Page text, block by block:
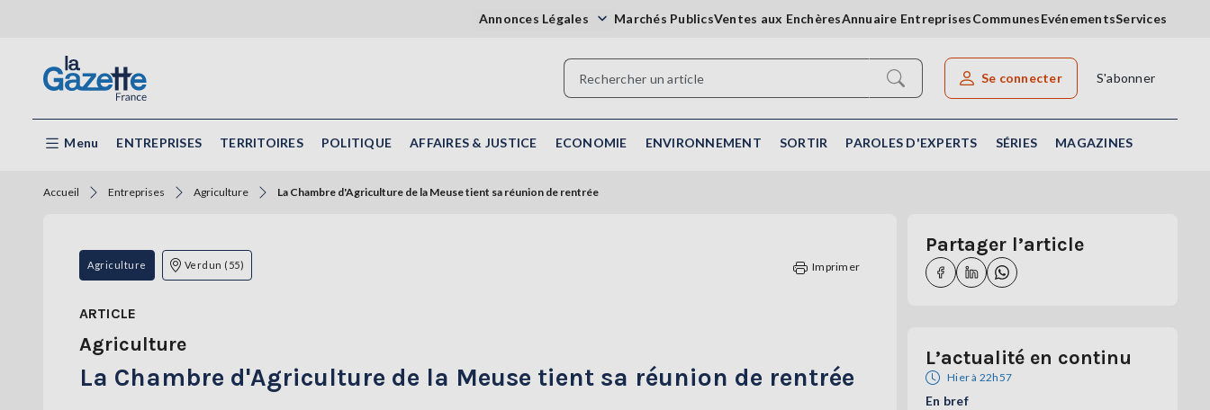
Annonces Légales Marchés PublicsVentes aux EnchèresAnnuaire EntreprisesCommunesEvénementsServices
Rechercher un article
Se connecter S'abonner
Menu ENTREPRISES TERRITOIRES POLITIQUE AFFAIRES & JUSTICE ECONOMIE ENVIRONNEMENT SORTIR PAROLES D'EXPERTS SÉRIES MAGAZINES
Accueil Entreprises Agriculture La Chambre d'Agriculture de la Meuse tient sa réunion de rentrée
Agriculture Verdun (55) Imprimer
ARTICLE
Agriculture
La Chambre d'Agriculture de la Meuse tient sa réunion de rentrée
Partager l’article
L’actualité en continu
Hier à 22h57
En bref